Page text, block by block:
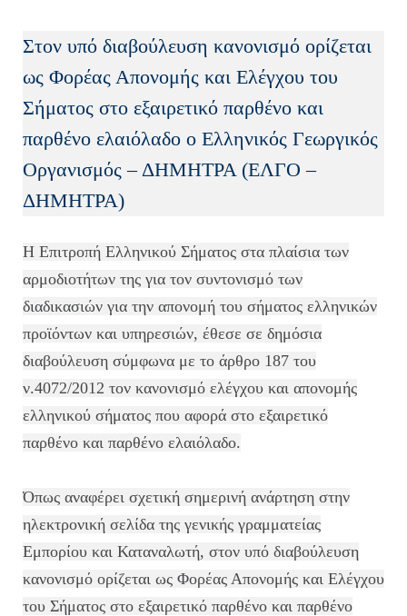
Στον υπό διαβούλευση κανονισμό ορίζεται
ως Φορέας Απονομής και Ελέγχου του
Σήματος στο εξαιρετικό παρθένο και
παρθένο ελαιόλαδο ο Ελληνικός Γεωργικός
Οργανισμός – ΔΗΜΗΤΡΑ (ΕΛΓΟ –
ΔΗΜΗΤΡΑ)
Η Επιτροπή Ελληνικού Σήματος στα πλαίσια των
αρμοδιοτήτων της για τον συντονισμό των
διαδικασιών για την απονομή του σήματος ελληνικών
προϊόντων και υπηρεσιών, έθεσε σε δημόσια
διαβούλευση σύμφωνα με το άρθρο 187 του
ν.4072/2012 τον κανονισμό ελέγχου και απονομής
ελληνικού σήματος που αφορά στο εξαιρετικό
παρθένο και παρθένο ελαιόλαδο.
Όπως αναφέρει σχετική σημερινή ανάρτηση στην
ηλεκτρονική σελίδα της γενικής γραμματείας
Εμπορίου και Καταναλωτή, στον υπό διαβούλευση
κανονισμό ορίζεται ως Φορέας Απονομής και Ελέγχου
του Σήματος στο εξαιρετικό παρθένο και παρθένο